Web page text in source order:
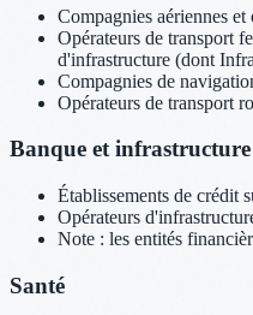
Compagnies aériennes et
Opérateurs de transport
d'infrastructure (dont
Compagnies de
Opérateurs de transport
Banque et
Établissements de crédit
Opérateurs
Note : les entités
Santé